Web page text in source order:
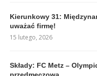
Kierunkowy 31:
uważać firmę!
15 lutego, 2026
Składy: FC Metz –
przedmeczowa